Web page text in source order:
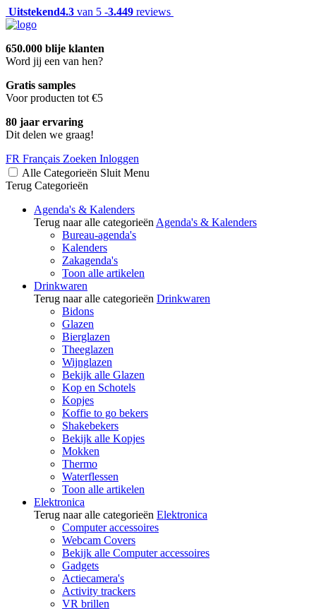
Uitstekend4.3 van 5 -3.449 reviews
650.000 blije klanten
Word jij een van hen?
Gratis samples
Voor producten tot €5
80 jaar ervaring
Dit delen we graag!
FR Français Zoeken Inloggen
Alle Categorieën Sluit Menu
Terug Categorieën
Agenda's & Kalenders
Terug naar alle categorieën Agenda's & Kalenders
Bureau-agenda's
Kalenders
Zakagenda's
Toon alle artikelen
Drinkwaren
Terug naar alle categorieën Drinkwaren
Bidons
Glazen
Bierglazen
Theeglazen
Wijnglazen
Bekijk alle Glazen
Kop en Schotels
Kopjes
Koffie to go bekers
Shakebekers
Bekijk alle Kopjes
Mokken
Thermo
Waterflessen
Toon alle artikelen
Elektronica
Terug naar alle categorieën Elektronica
Computer accessoires
Webcam Covers
Bekijk alle Computer accessoires
Gadgets
Actiecamera's
Activity trackers
VR brillen